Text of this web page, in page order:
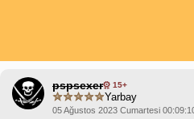
pspsexer 15+
Yarbay
05 Ağustos 2023 Cumartesi